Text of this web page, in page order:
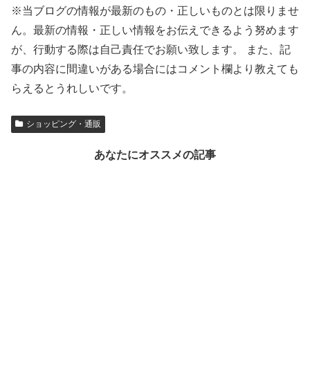
※当ブログの情報が最新のもの・正しいものとは限りませ
ん。最新の情報・正しい情報をお伝えできるよう努めます
が、行動する際は自己責任でお願い致します。 また、記
事の内容に間違いがある場合にはコメント欄より教えても
らえるとうれしいです。
ショッピング・通販
あなたにオススメの記事